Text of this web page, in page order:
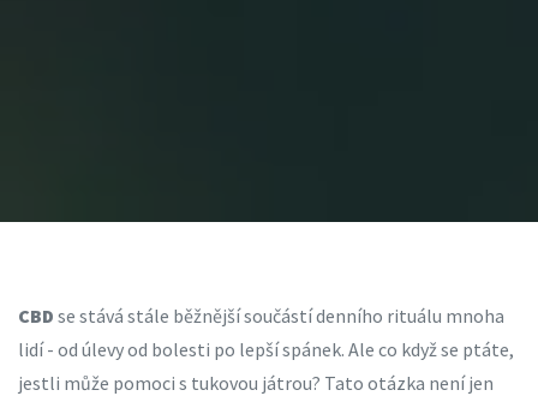
CBD se stává stále běžnější součástí denního rituálu mnoha
lidí - od úlevy od bolesti po lepší spánek. Ale co když se ptáte,
jestli může pomoci s tukovou játrou? Tato otázka není jen